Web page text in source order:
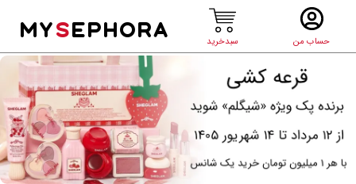
حساب من سبدخرید
MYSEPHORA